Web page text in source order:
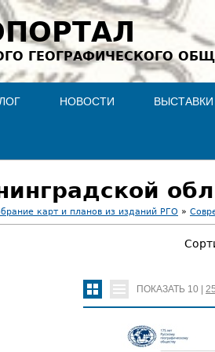
to navigation
ГЕОГРАФИЧЕСКОГО
НОВОСТИ ВЫСТАВКИ
карт и планов из изданий РГО »
ПОКАЗАТЬ 10